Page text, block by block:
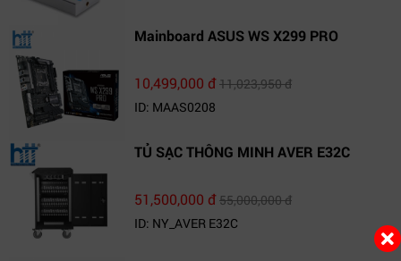
Mainboard ASUS WS X299 PRO
10,499,000 đ11,023,950 đ
ID: MAAS0208
TỦ SẠC THÔNG MINH AVER E32C
51,500,000 đ55,000,000 đ
ID: NY_AVER E32C